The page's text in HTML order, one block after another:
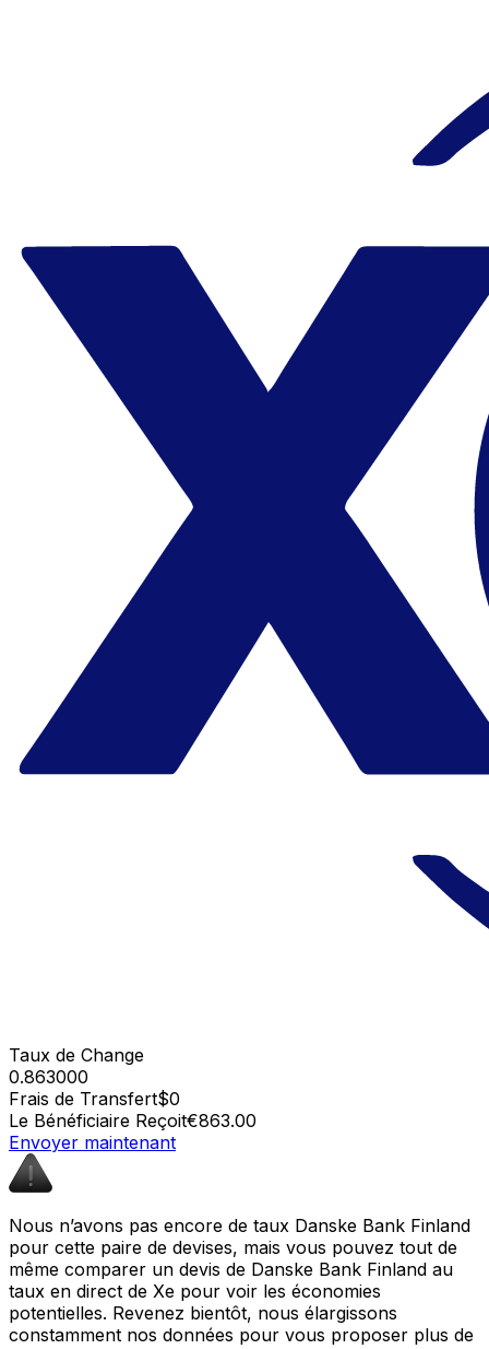
Taux de Change
0.863000
Frais de Transfert$0
Le Bénéficiaire Reçoit€863.00
Envoyer maintenant
Nous n’avons pas encore de taux Danske Bank Finland
pour cette paire de devises, mais vous pouvez tout de
même comparer un devis de Danske Bank Finland au
taux en direct de Xe pour voir les économies
potentielles. Revenez bientôt, nous élargissons
constamment nos données pour vous proposer plus de